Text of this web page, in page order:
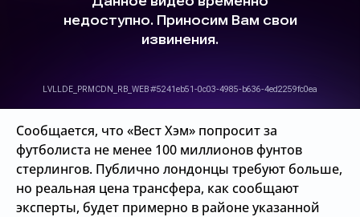
Сообщается, что «Вест Хэм» попросит за
футболиста не менее 100 миллионов фунтов
стерлингов. Публично лондонцы требуют больше,
но реальная цена трансфера, как сообщают
эксперты, будет примерно в районе указанной